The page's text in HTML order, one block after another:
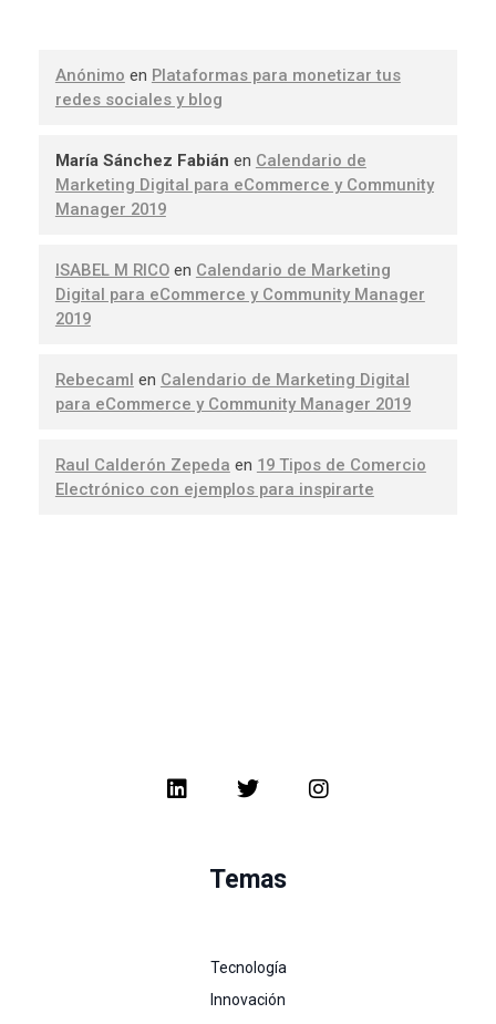
Anónimo en Plataformas para monetizar tus
redes sociales y blog
María Sánchez Fabián en Calendario de
Marketing Digital para eCommerce y Community
Manager 2019
ISABEL M RICOen Calendario de Marketing
Digital para eCommerce y Community Manager
2019
Rebecaml en Calendario de Marketing Digital
para eCommerce y Community Manager 2019
Raul Calderón Zepeda en 19 Tipos de Comercio
Electrónico con ejemplos para inspirarte
Temas
Tecnología
Innovación